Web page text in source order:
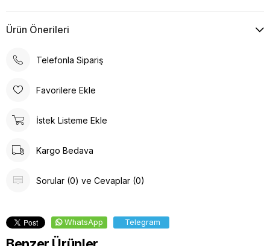
Ürün Önerileri
Telefonla Sipariş
Favorilere Ekle
İstek Listeme Ekle
Kargo Bedava
Sorular (0) ve Cevaplar (0)
WhatsApp Telegram